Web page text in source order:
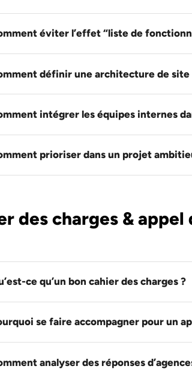
éviter l’effet “liste de
définir une architecture de
intégrer les équipes internes
prioriser dans un projet
des charges & appel
ce qu’un bon cahier des charges ?
se faire accompagner pour un
analyser des réponses